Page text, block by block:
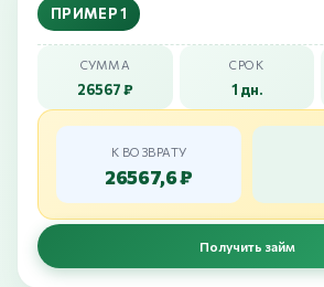
ПРИМЕР 1
СУММА
26567 ₽
СРОК
1 дн.
К ВОЗВРАТУ
26567,6 ₽
Получить займ